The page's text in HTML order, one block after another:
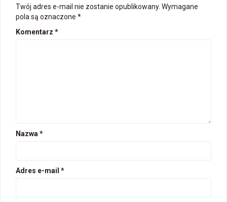
Twój adres e-mail nie zostanie opublikowany. Wymagane
pola są oznaczone *
Komentarz *
Nazwa *
Adres e-mail *